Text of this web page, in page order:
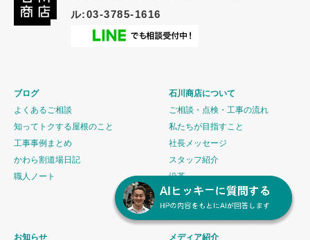
ル:03-3785-1616
ブログ
よくあるご相談
知ってトクする屋根のこと
工事事例まとめ
かわら割道場日記
職人ノート
石川商店について
ご相談・点検・工事の流れ
私たちが目指すこと
社長メッセージ
スタッフ紹介
沿革
会社概要
お知らせ メディア紹介